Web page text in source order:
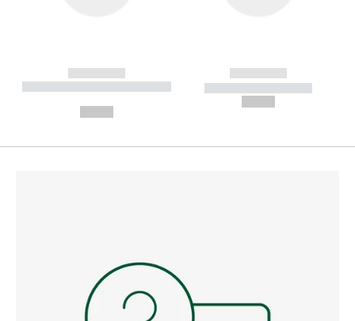
------------
----------- ----------- --------
------------
----------- -----------